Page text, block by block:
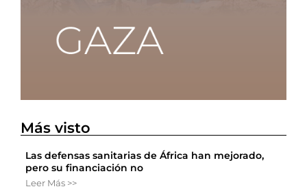
Más visto
Las defensas sanitarias de África han mejorado,
pero su financiación no
Leer Más >>